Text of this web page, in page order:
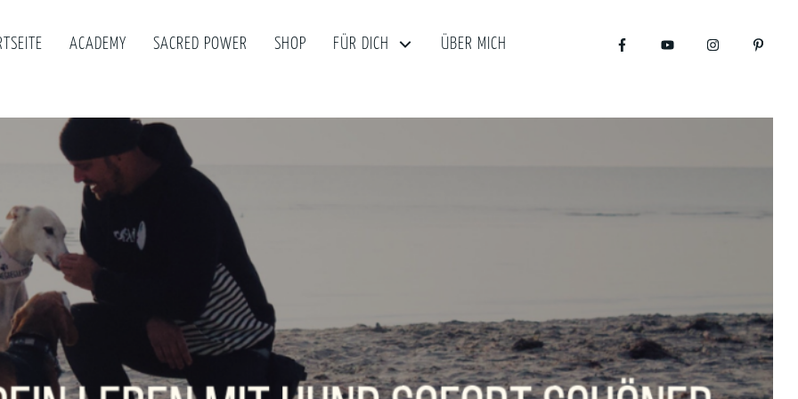
ACADEMY SACRED POWER SHOP FÜR DICH ÜBER MICH